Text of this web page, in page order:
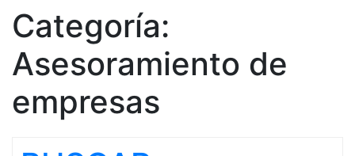
Categoría:
Asesoramiento de
empresas